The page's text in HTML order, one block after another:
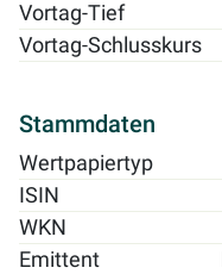
Vortag-Tief
Vortag-Schlusskurs
Stammdaten
Wertpapiertyp
ISIN
WKN
Emittent